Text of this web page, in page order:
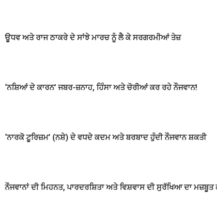
ਊਧਵ ਅਤੇ ਰਾਜ ਠਾਕਰੇ ਦੇ ਸਾਂਝੇ ਮਾਰਚ ਨੂੰ ਲੈ ਕੇ ਸਰਗਰਮੀਆਂ ਤੇਜ਼
‘ਨਸ਼ਿਆਂ ਦੇ ਕਾਰਨ’ ਜਬਰ-ਜ਼ਨਾਹ, ਹਿੰਸਾ ਅਤੇ ਚੋਰੀਆਂ ਕਰ ਰਹੇ ਨੌਜਵਾਨ!
‘ਨਾਰਕੋ ਟੂਰਿਜ਼ਮ’ (ਨਸ਼ੇ) ਦੇ ਵਧਦੇ ਕਦਮ ਅਤੇ ਬਰਬਾਦ ਹੁੰਦੀ ਨੌਜਵਾਨ ਸ਼ਕਤੀ
ਨੌਜਵਾਨਾਂ ਦੀ ਮਿਹਨਤ, ਪਾਰਦਰਸ਼ਿਤਾ ਅਤੇ ਵਿਸ਼ਵਾਸ ਦੀ ਸੁਰੱਖਿਆ ਦਾ ਮਜ਼ਬੂਤ